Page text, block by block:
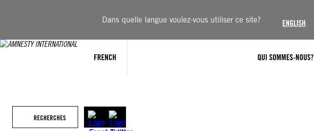
Dans quelle langue voulez-vous utiliser ce site? ENGLISH
FRENCH QUI SOMMES-NOUS?
RECHERCHES